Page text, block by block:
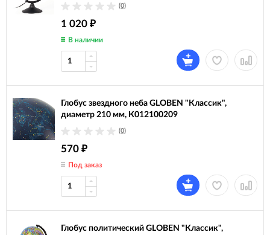
(0)
1 020 ₽
В наличии
Глобус звездного неба GLOBEN "Классик",
диаметр 210 мм, К012100209
(0)
570 ₽
Под заказ
Глобус политический GLOBEN "Классик",